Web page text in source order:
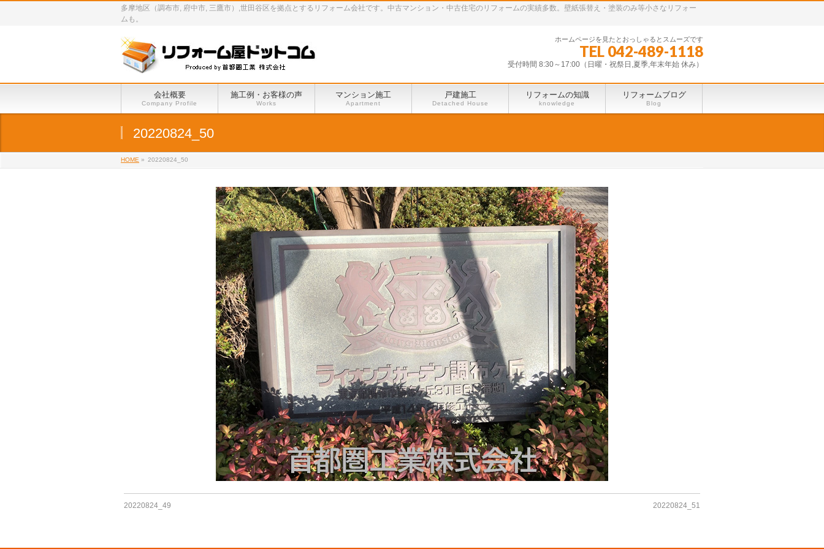
多摩地区（調布市, 府中市, 三鷹市）,世田谷区を拠点とするリフォーム会社です。中古マンション・中古住宅のリフォームの実績多数。壁紙張替え・塗装のみ等小さなリフォー
ムも。
ホームページを見たとおっしゃるとスムーズです
TEL 042-489-1118
受付時間 8:30～17:00（日曜・祝祭日,夏季,年末年始 休み）
会社概要
Company Profile
施工例・お客様の声
Works
マンション施工
Apartment
戸建施工
Detached House
リフォームの知識
knowledge
リフォームブログ
Blog
20220824_50
HOME » 20220824_50
20220824_49 20220824_51